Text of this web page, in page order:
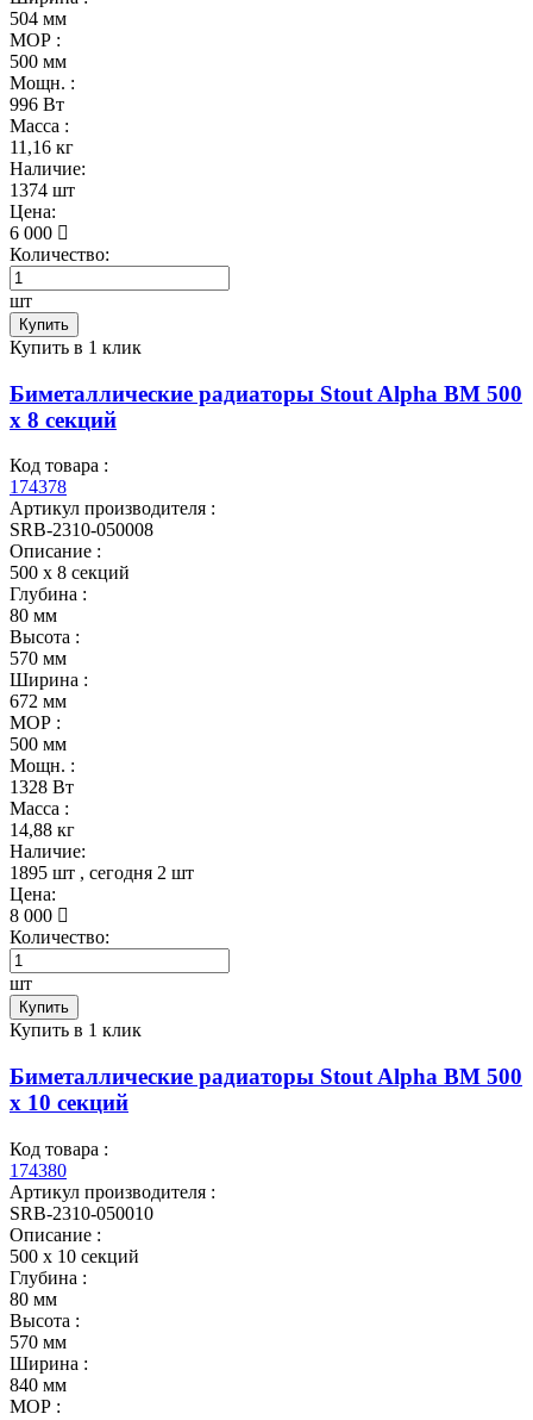
504 мм
МОР :
500 мм
Мощн. :
996 Вт
Масса :
11,16 кг
Наличие:
1374 шт
Цена:
6 000
Количество:
шт
Купить
Купить в 1 клик
Биметаллические радиаторы Stout Alpha BM 500
х 8 секций
Код товара :
174378
Артикул производителя :
SRB-2310-050008
Описание :
500 х 8 секций
Глубина :
80 мм
Высота :
570 мм
Ширина :
672 мм
МОР :
500 мм
Мощн. :
1328 Вт
Масса :
14,88 кг
Наличие:
1895 шт , сегодня 2 шт
Цена:
8 000
Количество:
шт
Купить
Купить в 1 клик
Биметаллические радиаторы Stout Alpha BM 500
х 10 секций
Код товара :
174380
Артикул производителя :
SRB-2310-050010
Описание :
500 х 10 секций
Глубина :
80 мм
Высота :
570 мм
Ширина :
840 мм
МОР :